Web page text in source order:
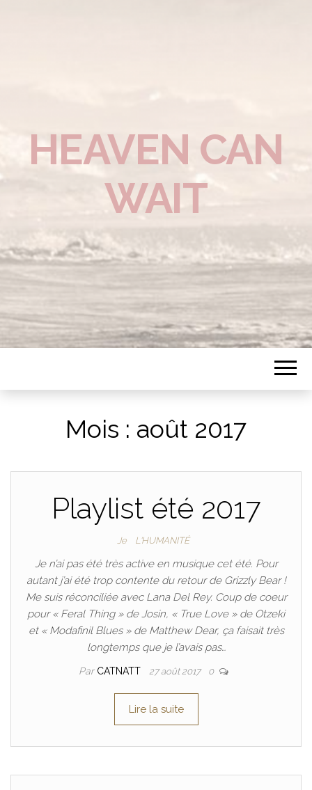
HEAVEN CAN
WAIT
Mois : août 2017
Playlist été 2017
Je L'HUMANITÉ
Je n’ai pas été très active en musique cet été. Pour
autant j’ai été trop contente du retour de Grizzly Bear !
Me suis réconciliée avec Lana Del Rey. Coup de coeur
pour « Feral Thing » de Josin, « True Love » de Otzeki
et « Modafinil Blues » de Matthew Dear, ça faisait très
longtemps que je l’avais pas…
Par CATNATT 27 août 2017 0
Lire la suite